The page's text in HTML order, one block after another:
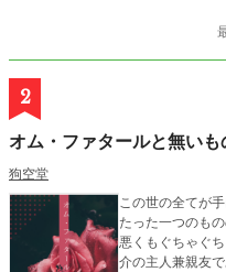
2
オム・ファタールと無いも
狗空堂
この世の全てが
たった一つのものの話。 前野の血を引く人
悪くもぐちゃぐ
介の主人兼親友